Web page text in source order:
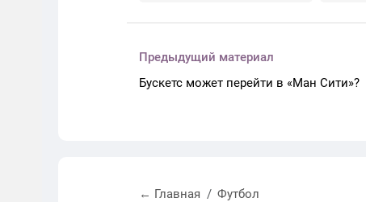
Предыдущий материал
Бускетс может перейти в «Ман Сити»?
← Главная Футбол